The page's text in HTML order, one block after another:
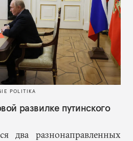
POLITIKA
развилке путинского
два разнонаправленных